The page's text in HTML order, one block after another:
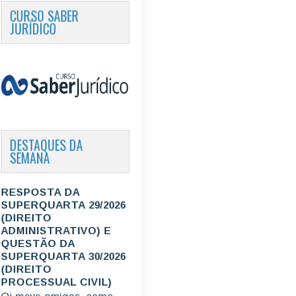
CURSO SABER
JURÍDICO
DESTAQUES DA
SEMANA
RESPOSTA DA
SUPERQUARTA 29/2026
(DIREITO
ADMINISTRATIVO) E
QUESTÃO DA
SUPERQUARTA 30/2026
(DIREITO
PROCESSUAL CIVIL)